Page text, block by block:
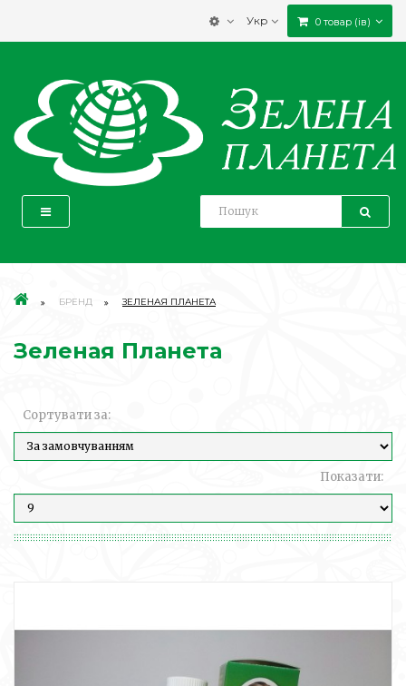
0 товар (ів)
Укр
БРЕНД ЗЕЛЕНАЯ ПЛАНЕТА
Зеленая Планета
Сортувати за:
Показати: